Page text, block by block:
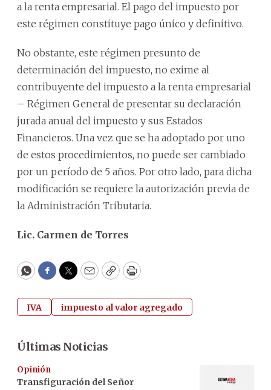
a la renta empresarial. El pago del impuesto por
este régimen constituye pago único y definitivo.
No obstante, este régimen presunto de
determinación del impuesto, no exime al
contribuyente del impuesto a la renta empresarial
– Régimen General de presentar su declaración
jurada anual del impuesto y sus Estados
Financieros. Una vez que se ha adoptado por uno
de estos procedimientos, no puede ser cambiado
por un período de 5 años. Por otro lado, para dicha
modificación se requiere la autorización previa de
la Administración Tributaria.
Lic. Carmen de Torres
WhatsApp
Facebook
Twitter
EmailCopyPrint
IVA impuesto al valor agregado
Últimas Noticias
Opinión
Transfiguración del Señor